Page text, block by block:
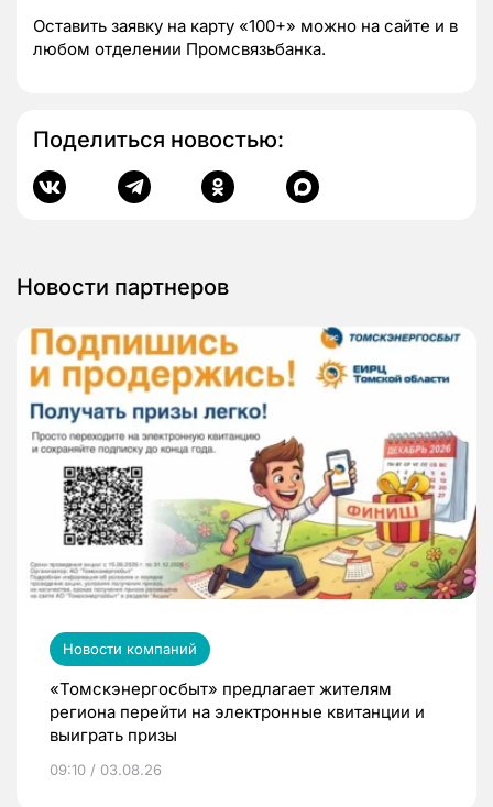
Оставить заявку на карту «100+» можно на сайте и в
любом отделении Промсвязьбанка.
Поделиться новостью:
Новости партнеров
Новости компаний
«Томскэнергосбыт» предлагает жителям
региона перейти на электронные квитанции и
выиграть призы
09:10 / 03.08.26